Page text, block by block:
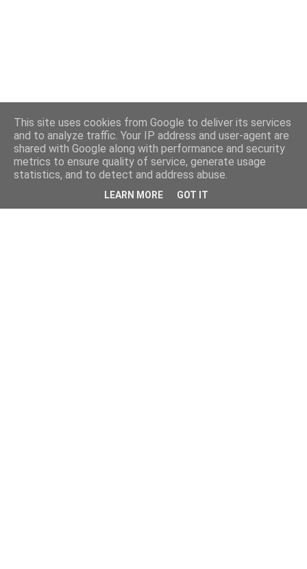
This site uses cookies from Google to deliver its services
and to analyze traffic. Your IP address and user-agent are
shared with Google along with performance and security
metrics to ensure quality of service, generate usage
statistics, and to detect and address abuse.
LEARN MORE GOT IT